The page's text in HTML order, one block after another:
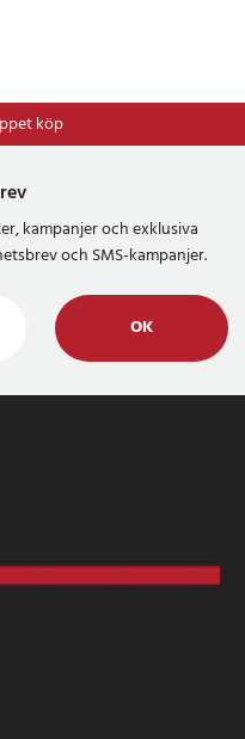
köp
kampanjer och exklusiva
och SMS-kampanjer.
OK